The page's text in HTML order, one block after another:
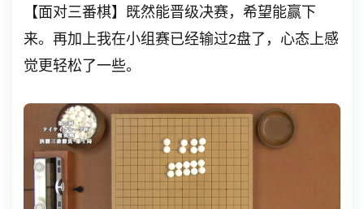
【面对三番棋】既然能晋级决赛，希望能赢下
来。再加上我在小组赛已经输过2盘了，心态上感
觉更轻松了一些。